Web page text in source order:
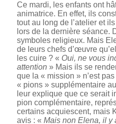
Ce mardi, les enfants ont
animatrice. En effet, ils
tout au long de l’atelier et
lors de la dernière séance.
symboles religieux. Mais
de leurs chefs d’œuvre
les cuire ? « Oui, ne vous
attention » Mais ils se
que la « mission » n’est
« pions » supplémentaire
leur explique que ce serait
pion complémentaire,
certains acquiescent, mais
avis : « Mais non Elena, il y